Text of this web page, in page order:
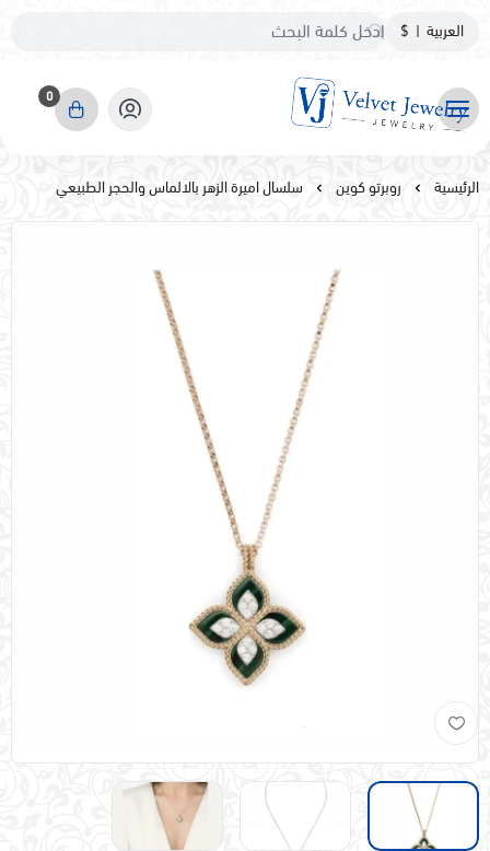
العربية |
$
مجوهرات مخمليه
0
الرئيسية روبرتو كوين سلسال اميرة الزهر بالالماس والحجر الطبيعي